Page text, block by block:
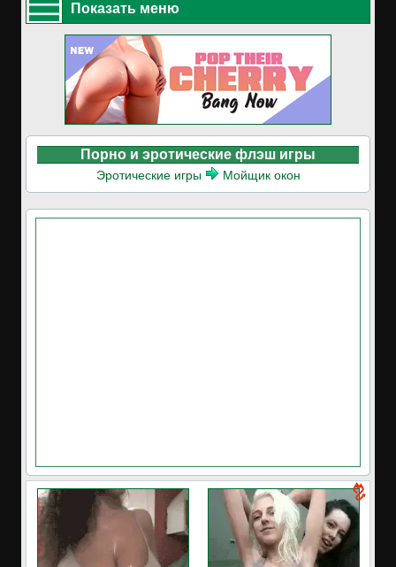
Показать меню
Порно и эротические флэш игры
Эротические игры Мойщик окон